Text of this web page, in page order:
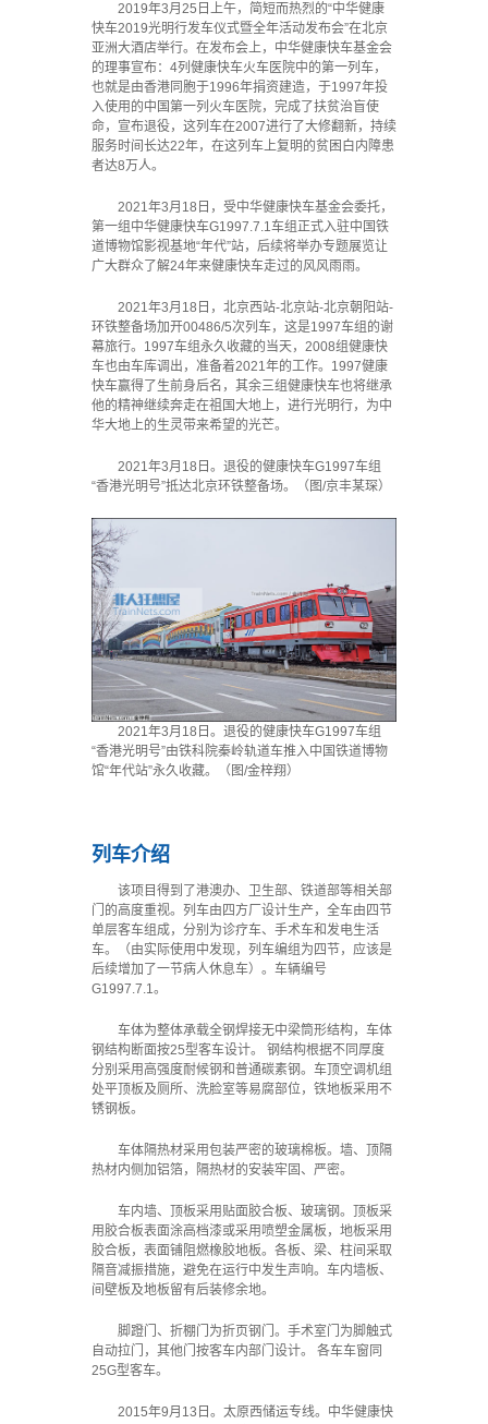
2019年3月25日上午，简短而热烈的“中华健康
快车2019光明行发车仪式暨全年活动发布会”在北京
亚洲大酒店举行。在发布会上，中华健康快车基金会
的理事宣布：4列健康快车火车医院中的第一列车，
也就是由香港同胞于1996年捐资建造，于1997年投
入使用的中国第一列火车医院，完成了扶贫治盲使
命，宣布退役，这列车在2007进行了大修翻新，持续
服务时间长达22年，在这列车上复明的贫困白内障患
者达8万人。
2021年3月18日，受中华健康快车基金会委托，
第一组中华健康快车G1997.7.1车组正式入驻中国铁
道博物馆影视基地“年代”站，后续将举办专题展览让
广大群众了解24年来健康快车走过的风风雨雨。
2021年3月18日，北京西站-北京站-北京朝阳站-
环铁整备场加开00486/5次列车，这是1997车组的谢
幕旅行。1997车组永久收藏的当天，2008组健康快
车也由车库调出，准备着2021年的工作。1997健康
快车赢得了生前身后名，其余三组健康快车也将继承
他的精神继续奔走在祖国大地上，进行光明行，为中
华大地上的生灵带来希望的光芒。
2021年3月18日。退役的健康快车G1997车组
“香港光明号”抵达北京环铁整备场。（图/京丰某琛）
2021年3月18日。退役的健康快车G1997车组
“香港光明号”由铁科院秦岭轨道车推入中国铁道博物
馆“年代站”永久收藏。（图/金梓翔）
列车介绍
该项目得到了港澳办、卫生部、铁道部等相关部
门的高度重视。列车由四方厂设计生产，全车由四节
单层客车组成，分别为诊疗车、手术车和发电生活
车。（由实际使用中发现，列车编组为四节，应该是
后续增加了一节病人休息车）。车辆编号
G1997.7.1。
车体为整体承载全钢焊接无中梁筒形结构，车体
钢结构断面按25型客车设计。 钢结构根据不同厚度
分别采用高强度耐候钢和普通碳素钢。车顶空调机组
处平顶板及厕所、洗脸室等易腐部位，铁地板采用不
锈钢板。
车体隔热材采用包装严密的玻璃棉板。墙、顶隔
热材内侧加铝箔，隔热材的安装牢固、严密。
车内墙、顶板采用贴面胶合板、玻璃钢。顶板采
用胶合板表面涂高档漆或采用喷塑金属板，地板采用
胶合板，表面铺阻燃橡胶地板。各板、梁、柱间采取
隔音减振措施，避免在运行中发生声响。车内墙板、
间壁板及地板留有后装修余地。
脚蹬门、折棚门为折页钢门。手术室门为脚触式
自动拉门，其他门按客车内部门设计。 各车车窗同
25G型客车。
2015年9月13日。太原西储运专线。中华健康快